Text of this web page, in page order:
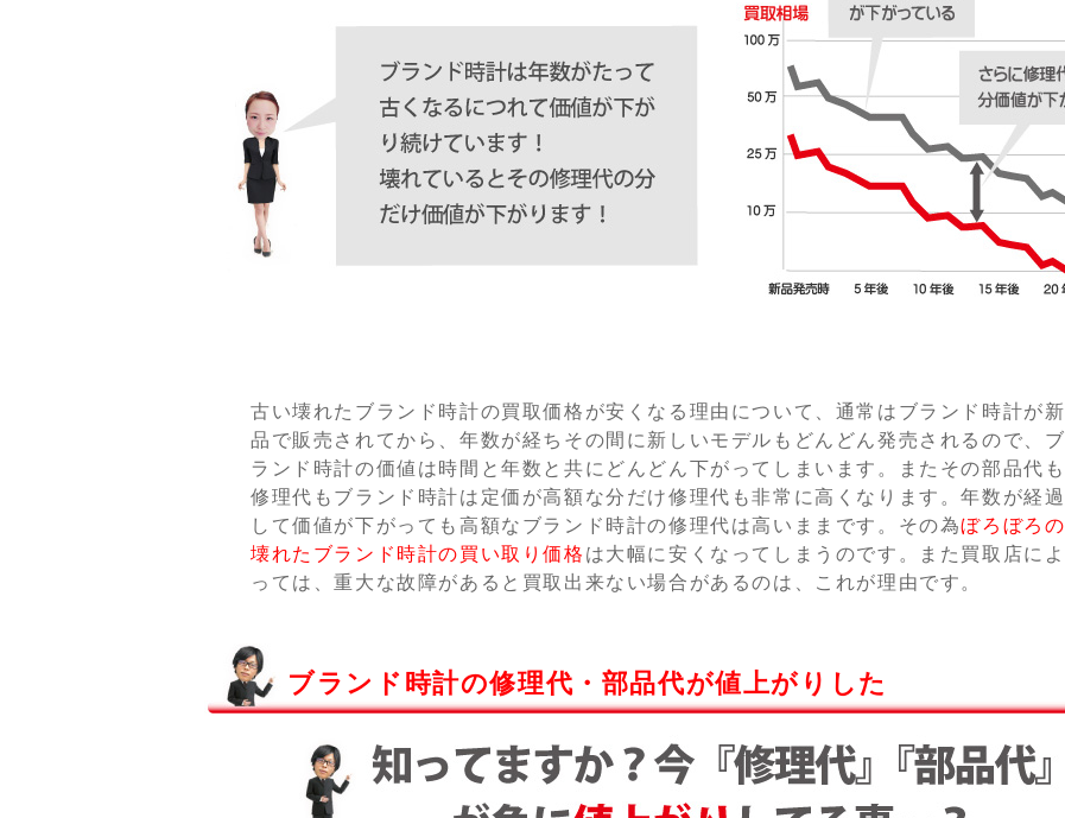
古い壊れたブランド時計の買取価格が安くなる理由について、通常はブランド時計が新
品で販売されてから、年数が経ちその間に新しいモデルもどんどん発売されるので、ブ
ランド時計の価値は時間と年数と共にどんどん下がってしまいます。またその部品代も
修理代もブランド時計は定価が高額な分だけ修理代も非常に高くなります。年数が経過
して価値が下がっても高額なブランド時計の修理代は高いままです。その為ぼろぼろの
壊れたブランド時計の買い取り価格 は大幅に安くなってしまうのです。また買取店によ
っては、重大な故障があると買取出来ない場合があるのは、これが理由です。
ブランド時計の修理代・部品代が値上がりした